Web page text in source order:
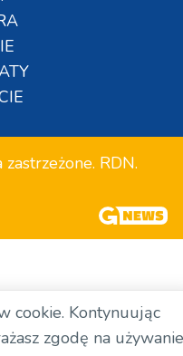
RDN.
cookie. Kontynuując
zgodę na używanie